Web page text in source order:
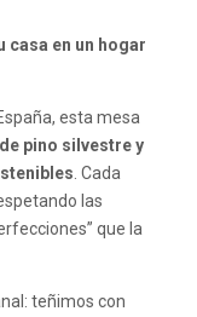
casa en un hogar
esta mesa
pino silvestre y
. Cada
las
que la
teñimos con